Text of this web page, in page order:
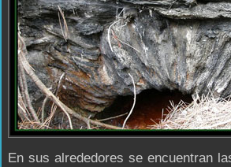
En sus alrededores se encuentran